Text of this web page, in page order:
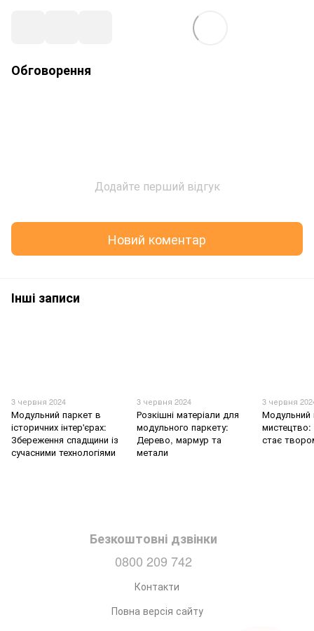
Обговорення
Додайте перший відгук
Новий коментар
Інші записи
3 червня 2024
Модульний паркет в
історичних інтер'єрах:
Збереження спадщини із
сучасними технологіями
3 червня 2024
Розкішні матеріали для
модульного паркету:
Дерево, мармур та
метали
3 червня
Модульний
мистецтво:
стає
Безкоштовні дзвінки
0800 209 742
Контакти
Повна версія сайту